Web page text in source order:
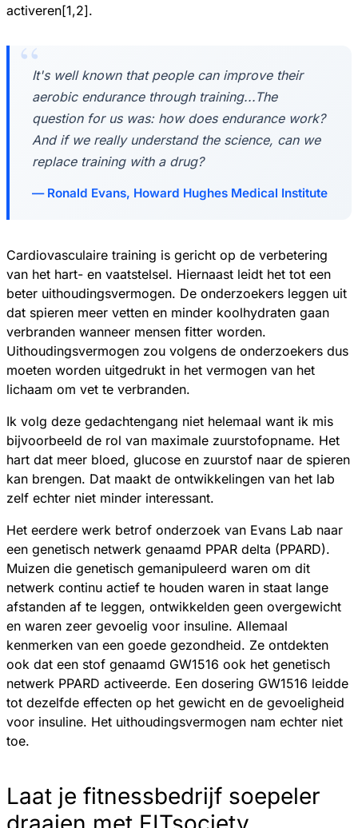
activeren[1,2].
It's well known that people can improve their
aerobic endurance through training...The
question for us was: how does endurance work?
And if we really understand the science, can we
replace training with a drug?
Ronald Evans, Howard Hughes Medical Institute
Cardiovasculaire training is gericht op de verbetering
van het hart- en vaatstelsel. Hiernaast leidt het tot een
beter uithoudingsvermogen. De onderzoekers leggen uit
dat spieren meer vetten en minder koolhydraten gaan
verbranden wanneer mensen fitter worden.
Uithoudingsvermogen zou volgens de onderzoekers dus
moeten worden uitgedrukt in het vermogen van het
lichaam om vet te verbranden.
Ik volg deze gedachtengang niet helemaal want ik mis
bijvoorbeeld de rol van maximale zuurstofopname. Het
hart dat meer bloed, glucose en zuurstof naar de spieren
kan brengen. Dat maakt de ontwikkelingen van het lab
zelf echter niet minder interessant.
Het eerdere werk betrof onderzoek van Evans Lab naar
een genetisch netwerk genaamd PPAR delta (PPARD).
Muizen die genetisch gemanipuleerd waren om dit
netwerk continu actief te houden waren in staat lange
afstanden af te leggen, ontwikkelden geen overgewicht
en waren zeer gevoelig voor insuline. Allemaal
kenmerken van een goede gezondheid. Ze ontdekten
ook dat een stof genaamd GW1516 ook het genetisch
netwerk PPARD activeerde. Een dosering GW1516 leidde
tot dezelfde effecten op het gewicht en de gevoeligheid
voor insuline. Het uithoudingsvermogen nam echter niet
toe.
Laat je fitnessbedrijf soepeler